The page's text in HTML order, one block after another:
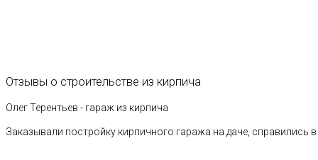
Отзывы о строительстве из кирпича
Олег Терентьев - гараж из кирпича
Заказывали постройку кирпичного гаража на даче, справились